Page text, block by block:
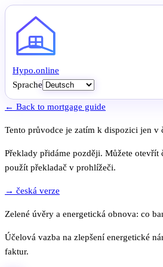
Hypo.online
Sprache
← Back to mortgage guide
Tento průvodce je zatím k dispozici jen v
Překlady přidáme později. Můžete otevřít
použít překladač v prohlížeči.
→ česká verze
Zelené úvěry a energetická obnova: co
Účelová vazba na zlepšení energetické
faktur.